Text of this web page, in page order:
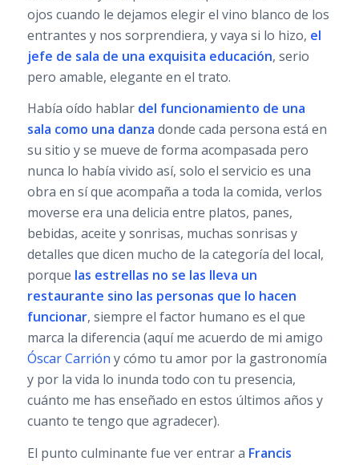
ojos cuando le dejamos elegir el vino blanco de los
entrantes y nos sorprendiera, y vaya si lo hizo, el
jefe de sala de una exquisita educación, serio
pero amable, elegante en el trato.
Había oído hablar del funcionamiento de una
sala como una danza donde cada persona está en
su sitio y se mueve de forma acompasada pero
nunca lo había vivido así, solo el servicio es una
obra en sí que acompaña a toda la comida, verlos
moverse era una delicia entre platos, panes,
bebidas, aceite y sonrisas, muchas sonrisas y
detalles que dicen mucho de la categoría del local,
porque las estrellas no se las lleva un
restaurante sino las personas que lo hacen
funcionar, siempre el factor humano es el que
marca la diferencia (aquí me acuerdo de mi amigo
Óscar Carrión y cómo tu amor por la gastronomía
y por la vida lo inunda todo con tu presencia,
cuánto me has enseñado en estos últimos años y
cuanto te tengo que agradecer).
El punto culminante fue ver entrar a Francis